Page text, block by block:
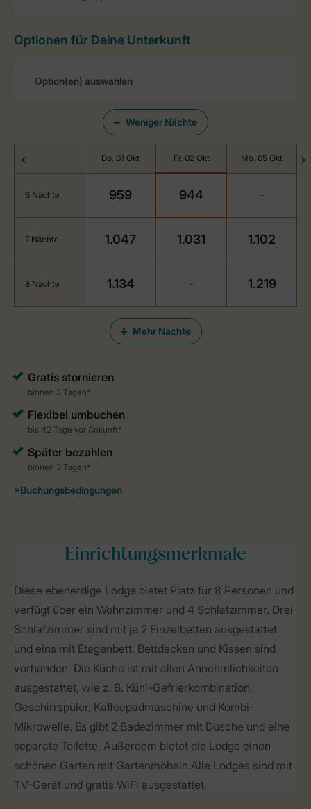
Optionen für Deine Unterkunft
Weniger Nächte
Mehr Nächte
Do. 01 Okt Fr. 02 Okt Mo. 05 Okt
6 Nächte 959 944 -
7 Nächte 1.047 1.031 1.102
8 Nächte 1.134 - 1.219
Einrichtungsmerkmale
Diese ebenerdige Lodge bietet Platz für 8 Personen und
verfügt über ein Wohnzimmer und 4 Schlafzimmer. Drei
Schlafzimmer sind mit je 2 Einzelbetten ausgestattet
und eins mit Etagenbett. Bettdecken und Kissen sind
vorhanden. Die Küche ist mit allen Annehmlichkeiten
ausgestattet, wie z. B. Kühl-Gefrierkombination,
Geschirrspüler, Kaffeepadmaschine und Kombi-
Mikrowelle. Es gibt 2 Badezimmer mit Dusche und eine
separate Toilette. Außerdem bietet die Lodge einen
schönen Garten mit Gartenmöbeln.Alle Lodges sind mit
TV-Gerät und gratis WiFi ausgestattet.